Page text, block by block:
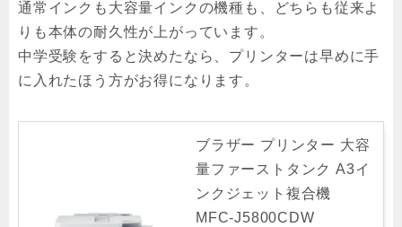
通常インクも大容量インクの機種も、どちらも従来よ
りも本体の耐久性が上がっています。
中学受験をすると決めたなら、プリンターは早めに手
に入れたほう方がお得になります。
ブラザー プリンター 大容
量ファーストタンク A3イ
ンクジェット複合機
MFC-J5800CDW